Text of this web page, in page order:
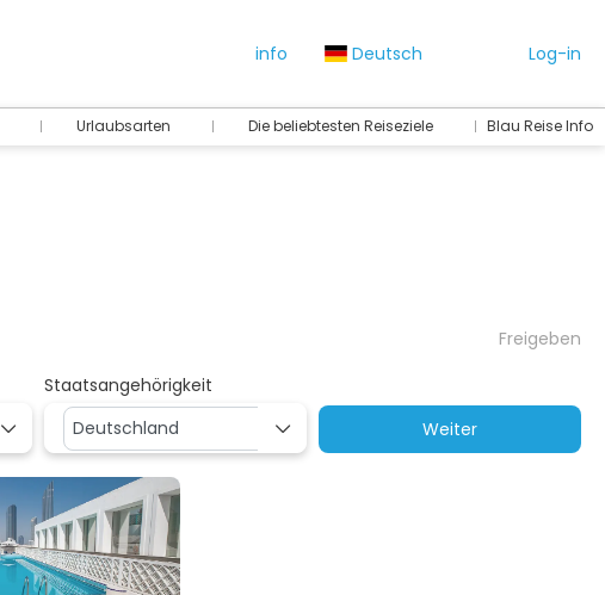
info Deutsch Log-in
Urlaubsarten Die beliebtesten Reiseziele Blau Reise Info
Freigeben
Staatsangehörigkeit
Weiter